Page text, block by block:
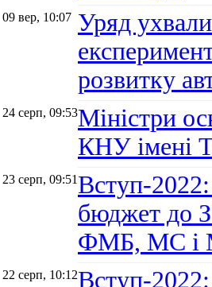
09 вер, 10:07 Уряд
розвитку
24 серп, 09:53Міністри
КНУ імені
23 серп, 09:51 Вступ-
бюджет до
ФМБ, МС і
22 серп, 10:12Вступ-